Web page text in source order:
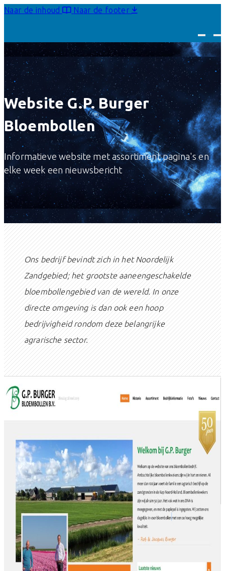
Naar de inhoud Naar de footer
Website G.P. Burger
Bloembollen
Informatieve website met assortiment pagina's en
elke week een nieuwsbericht
Ons bedrijf bevindt zich in het Noordelijk
Zandgebied; het grootste aaneengeschakelde
bloembollengebied van de wereld. In onze
directe omgeving is dan ook een hoop
bedrijvigheid rondom deze belangrijke
agrarische sector.